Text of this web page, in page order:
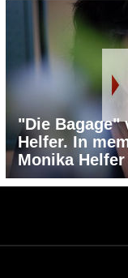
"Die Bagage"
Helfer. In
Monika Helfer